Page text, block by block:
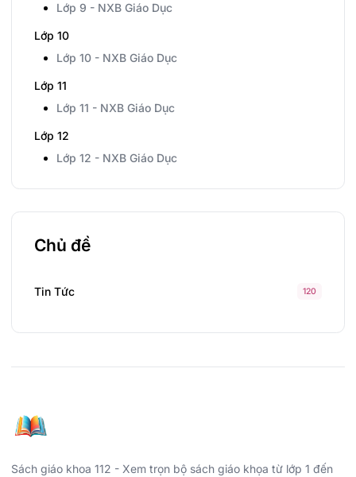
Lớp 9 - NXB Giáo Dục
Lớp 10
Lớp 10 - NXB Giáo Dục
Lớp 11
Lớp 11 - NXB Giáo Dục
Lớp 12
Lớp 12 - NXB Giáo Dục
Chủ đề
Tin Tức 120
Sách giáo khoa 112 - Xem trọn bộ sách giáo khọa từ lớp 1 đến